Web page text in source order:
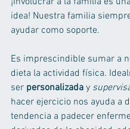
idea! Nuestra familia
ayudar como soporte.
Es imprescindible sumar a
dieta la actividad física.
ser personalizada y
hacer ejercicio nos ayuda a
tendencia a padecer